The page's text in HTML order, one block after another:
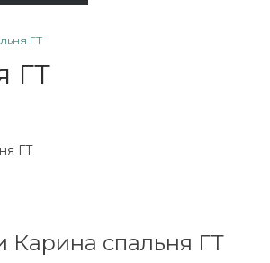
ГТ
ГТ
ГТ
Карина спальня ГТ